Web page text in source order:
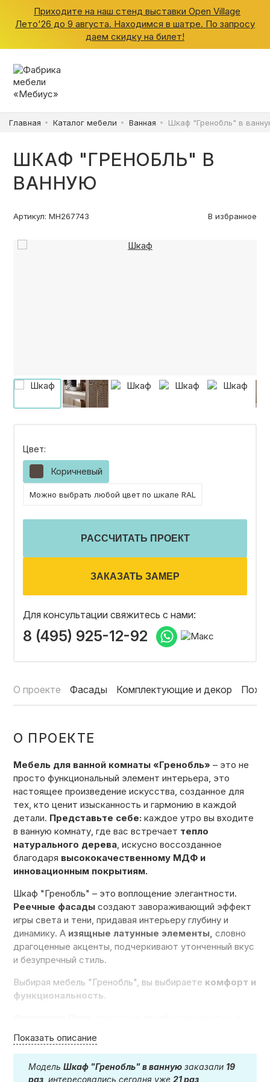
Приходите на наш стенд выставки Open Village
Лето'26 до 9 августа. Находимся в шатре. По запросу
даем скидку на билет!
Главная Каталог мебели Ванная Шкаф "Гренобль" в
ШКАФ "ГРЕНОБЛЬ" В
ВАННУЮ
Артикул: МН267743 В избранное
Цвет:
Коричневый
Можно выбрать любой цвет по шкале RAL
РАССЧИТАТЬ ПРОЕКТ
ЗАКАЗАТЬ ЗАМЕР
Для консультации свяжитесь с нами:
8 (495) 925-12-92
О проекте Фасады Комплектующие и декор
О ПРОЕКТЕ
Мебель для ванной комнаты «Гренобль» – это не
просто функциональный элемент интерьера, это
настоящее произведение искусства, созданное для
тех, кто ценит изысканность и гармонию в каждой
детали. Представьте себе:каждое утро вы входите
в ванную комнату, где вас встречает тепло
натурального дерева , искусно воссозданное
благодаря высококачественному МДФ и
инновационным покрытиям.
Шкаф "Гренобль" – это воплощение элегантности.
Реечные фасадысоздают завораживающий эффект
игры света и тени, придавая интерьеру глубину и
динамику. А изящные латунные элементы, словно
драгоценные акценты, подчеркивают утонченный вкус
и безупречный стиль.
Выбирая мебель "Гренобль", вы выбираете комфорт и
функциональность.
каждого элемента.
просто дань моде, это продуманное решение,
которое подчеркивает минимализм и элегантность
Показать описание
МодельШкаф "Гренобль" в ванную заказали 19
раз , интересовались сегодня уже21 раз
ШКАФЫ
КУХНИ
ДЕТСКИЕ
ВАННАЯ
О ФАБРИКЕ
ПОРТФОЛИО
ОТЗЫВЫ
3D ПРОЕКТ В ПОДАРОК
БЛОГ О ДИЗАЙНЕ МЕБЕЛИ